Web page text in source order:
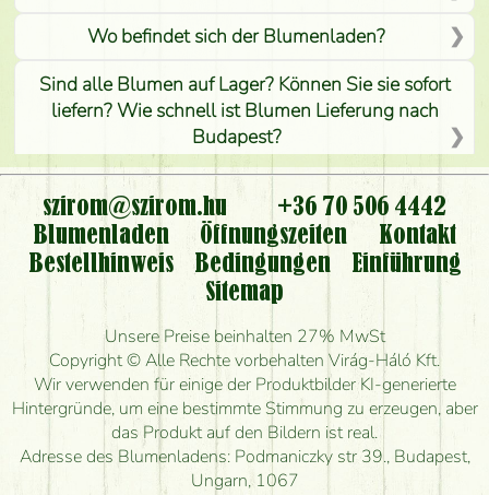
Wo befindet sich der Blumenladen?
Sind alle Blumen auf Lager? Können Sie sie sofort
liefern? Wie schnell ist Blumen Lieferung nach
Budapest?
Ist der Blumenladen non stop geöffnet?
Kann ich den bestellten Blumenstrauß persönlich
nehmen oder nur per Blumenversand?
Ist eine Bestellung für ländliche Gebiete möglich?
Wie lange kann ich heute Blumen mit Lieferung
bestellen?
Wie schnell können Sie den Blumenstrauß
herstellen und wann können Sie ihn frühestens
liefern?
szirom@szirom.hu
+36 70 506 4442
Blumenladen
Öffnungszeiten
Kontakt
Bestellhinweis
Bedingungen
Einführung
Sitemap
Unsere Preise beinhalten 27% MwSt
Copyright © Alle Rechte vorbehalten Virág-Háló Kft.
Wir verwenden für einige der Produktbilder KI-generierte
Hintergründe, um eine bestimmte Stimmung zu erzeugen, aber
das Produkt auf den Bildern ist real.
Adresse des Blumenladens: Podmaniczky str 39., Budapest,
Ungarn, 1067